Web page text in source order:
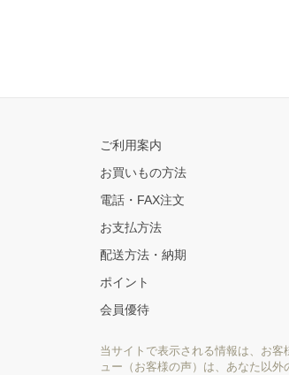
ご利用案内
お買いもの方法
電話・FAX注文
お支払方法
配送方法・納期
ポイント
会員優待
当サイトで表示される情報は、お
ュー（お客様の声）は、あなた以